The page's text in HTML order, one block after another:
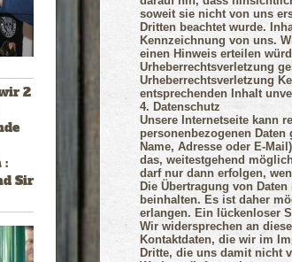
2
:
Sir
soweit sie nicht von uns
Dritten beachtet wurde.
Kennzeichnung von uns.
einen Hinweis erteilen
Urheberrechtsverletzung
Urheberrechtsverletzung
entsprechenden Inhalt
4. Datenschutz
Unsere Internetseite kann
personenbezogenen
Name, Adresse oder E-
das, weitestgehend
darf nur dann erfolgen,
Die Übertragung von
beinhalten. Es ist daher
erlangen. Ein lückenloser
Wir widersprechen an
Kontaktdaten, die wir im
Dritte, die uns damit nicht